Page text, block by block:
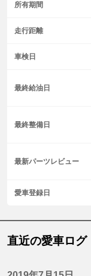
所有期間
走行距離
車検日
最終給油日
最終整備日
最新パーツレビュー
愛車登録日
直近の愛車ログ